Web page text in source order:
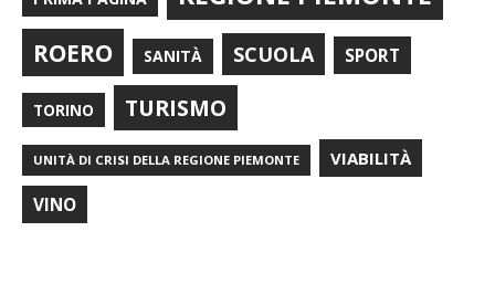
ROERO SANITÀ SCUOLA SPORT
TORINO TURISMO
UNITÀ DI CRISI DELLA REGIONE PIEMONTE VIABILITÀ
VINO